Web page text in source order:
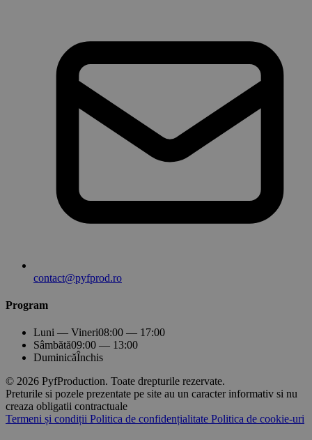
contact@pyfprod.ro
Program
Luni — Vineri08:00 — 17:00
Sâmbătă09:00 — 13:00
DuminicăÎnchis
© 2026 PyfProduction. Toate drepturile rezervate.
Preturile si pozele prezentate pe site au un caracter informativ si nu
creaza obligatii contractuale
Termeni și condiții Politica de confidențialitate Politica de cookie-uri